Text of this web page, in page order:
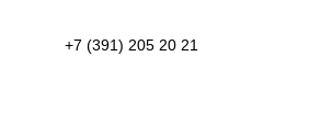
+7 (391) 205 20 21